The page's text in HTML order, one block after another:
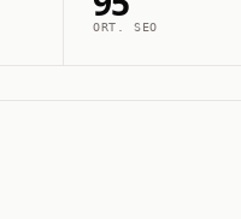
ORT. SEO